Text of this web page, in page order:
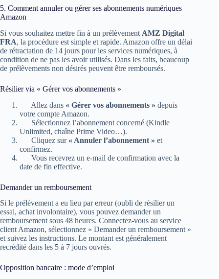
5. Comment annuler ou gérer ses abonnements numériques
Amazon
Si vous souhaitez mettre fin à un prélèvement AMZ Digital
FRA, la procédure est simple et rapide. Amazon offre un délai
de rétractation de 14 jours pour les services numériques, à
condition de ne pas les avoir utilisés. Dans les faits, beaucoup
de prélèvements non désirés peuvent être remboursés.
Résilier via « Gérer vos abonnements »
Allez dans « Gérer vos abonnements » depuis
votre compte Amazon.
Sélectionnez l’abonnement concerné (Kindle
Unlimited, chaîne Prime Video…).
Cliquez sur « Annuler l’abonnement » et
confirmez.
Vous recevrez un e‑mail de confirmation avec la
date de fin effective.
Demander un remboursement
Si le prélèvement a eu lieu par erreur (oubli de résilier un
essai, achat involontaire), vous pouvez demander un
remboursement sous 48 heures. Connectez-vous au service
client Amazon, sélectionnez « Demander un remboursement »
et suivez les instructions. Le montant est généralement
recrédité dans les 5 à 7 jours ouvrés.
Opposition bancaire : mode d’emploi